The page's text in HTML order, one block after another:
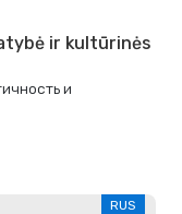
ir kultūrinės
и
RUS